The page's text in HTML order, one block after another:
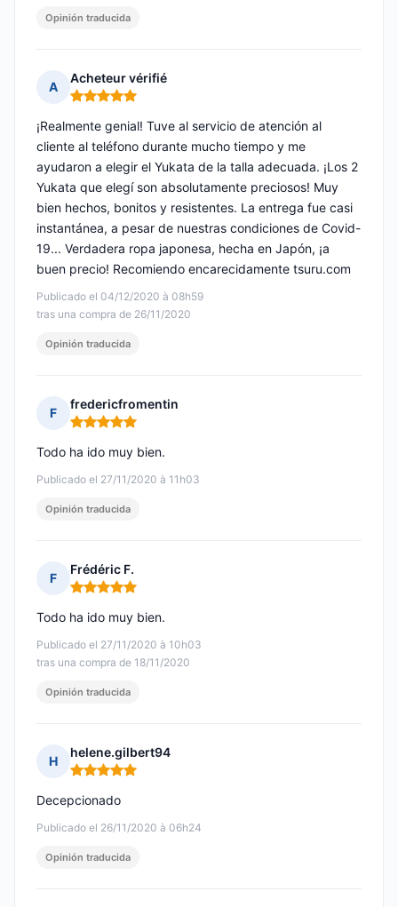
Opinión traducida
A
Acheteur vérifié
Nota: 5 de 5
Publicado el 04/12/2020 à 08h59
tras una compra de 26/11/2020
¡Realmente genial! Tuve al servicio de atención al
cliente al teléfono durante mucho tiempo y me
ayudaron a elegir el Yukata de la talla adecuada. ¡Los 2
Yukata que elegí son absolutamente preciosos! Muy
bien hechos, bonitos y resistentes. La entrega fue casi
instantánea, a pesar de nuestras condiciones de Covid-
19... Verdadera ropa japonesa, hecha en Japón, ¡a
buen precio! Recomiendo encarecidamente tsuru.com
Opinión traducida
F
fredericfromentin
Nota: 5 de 5
Publicado el 27/11/2020 à 11h03
Todo ha ido muy bien.
Opinión traducida
F
Frédéric F.
Nota: 5 de 5
Publicado el 27/11/2020 à 10h03
tras una compra de 18/11/2020
Todo ha ido muy bien.
Opinión traducida
H
helene.gilbert94
Nota: 5 de 5
Publicado el 26/11/2020 à 06h24
Decepcionado
Opinión traducida